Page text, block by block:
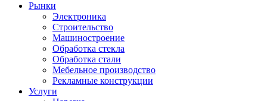
Рынки
Электроника
Строительство
Машиностроение
Обработка стекла
Обработка стали
Мебельное производство
Рекламные конструкции
Услуги